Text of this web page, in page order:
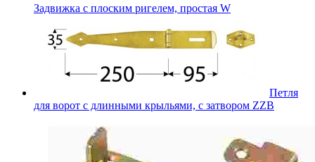
Задвижка с плоским ригелем, простая W
Петля
для ворот с длинными крыльями, с затвором ZZB